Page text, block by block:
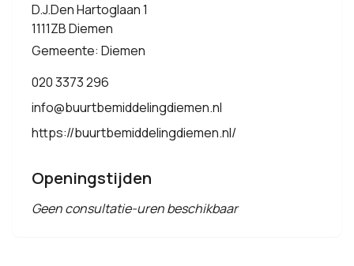
D.J.Den Hartoglaan 1
1111ZB Diemen
Gemeente: Diemen
020 3373 296
info@buurtbemiddelingdiemen.nl
https://buurtbemiddelingdiemen.nl/
Openingstijden
Geen consultatie-uren beschikbaar